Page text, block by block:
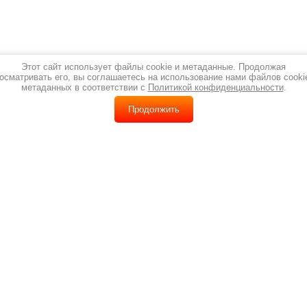
Этот сайт использует файлы cookie и метаданные. Продолжая
его, вы соглашаетесь на использование нами файлов
метаданных в соответствии с Политикой конфиденциальности.
Продолжить